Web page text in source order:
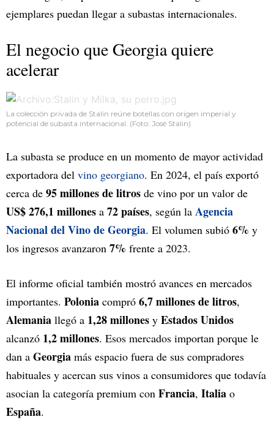
ejemplares puedan llegar a subastas internacionales.
El negocio que Georgia quiere
acelerar
La colección privada de Stalin reúne botellas con origen imperial y
potencial de subasta internacional. (Foto: José Stalin)
La subasta se produce en un momento de mayor actividad
exportadora del vino georgiano. En 2024, el país exportó
cerca de 95 millones de litros de vino por un valor de
US$ 276,1 millones a 72 países, según la Agencia
Nacional del Vino de Georgia. El volumen subió 6% y
los ingresos avanzaron 7% frente a 2023.
El informe oficial también mostró avances en mercados
importantes. Polonia compró 6,7 millones de litros,
Alemania llegó a 1,28 millones y Estados Unidos
alcanzó 1,2 millones. Esos mercados importan porque le
dan a Georgia más espacio fuera de sus compradores
habituales y acercan sus vinos a consumidores que todavía
asocian la categoría premium con Francia, Italia o
España.